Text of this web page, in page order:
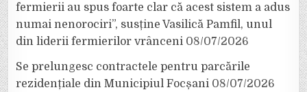
fermierii au spus foarte clar că acest sistem a adus
numai nenorociri”, susține Vasilică Pamfil, unul
din liderii fermierilor vrânceni 08/07/2026
Se prelungesc contractele pentru parcările
rezidențiale din Municipiul Focșani 08/07/2026